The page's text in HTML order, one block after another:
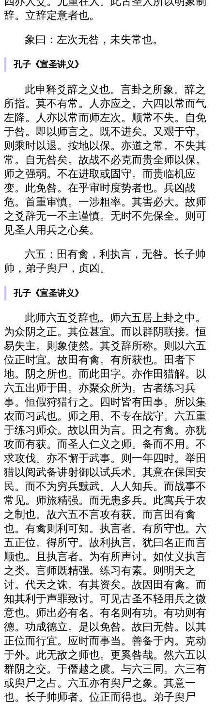
辞。立辞定意者也。
象曰：左次无咎，未失常也。
孔子《宣圣讲义》
此申释爻辞之义也。言卦之所象。辞之
所指。莫不有常。人亦应之。六四以常而气
左降。人亦以常而师左次。顺常不失。自免
于咎。即以师言之。既不进矣。又艰于守。
则乘时以退。按地以保。亦道之常。不失其
常。自无咎矣。故战不必克而贵全师以保。
师之强弱。不在进取或固守。而贵临机应
变。此免咎。在乎审时度势者也。兵凶战
危。首重审慎。一涉粗率。其害必大。故师
之爻辞无一不主谨慎。无时不先保全。则可
见圣人用兵之心矣。
六五：田有禽，利执言，无咎。长子帅
帅，弟子舆尸，贞凶。
孔子《宣圣讲义》
此师六五爻辞也。师六五居上卦之中。
为众阴之正。其位甚宜。而以群阴联接。恒
易失主。则象使然。其爻辞所称。则以六五
位正时宜。故田有禽。有所获也。田者下
地。阴之所也。而此田字。亦作田猎解。以
六五出师于田。亦聚众所为。古者练习兵
事。恒假狩猎行之。四时皆有田事。所以集
农而习武也。师之用、不专在战守。六五重
于练习师众。故以田为言。田之有禽。亦犹
攻而有获。而圣人仁义之师。备而不用。不
求攻伐。亦不懈于武事。则一年四时。举田
猎以阅武备讲射御以试兵术。其意在保国安
民。而不为穷兵黩武。人人知兵。而战事不
常见。师旅精强。而无患多兵。此寓兵于农
之制也。故六五不言攻有获。而言田有禽
也。有禽则利可知。执言者。有所守也。六
五正位。得所守。故利执言。犹曰名正而言
顺也。且执言者。为有所声讨。如仗义执言
之类。言师既精强。练习有素。则明天之
讨。代天之诛。有其资矣。故因田有禽。而
知其利于声罪致讨。可见古圣不轻用兵之微
意也。师出必有名。有名则有功。有功则有
德。功成德立。是以免咎。故曰无咎。以其
正位而行宜。应时而事当。善备于内。克动
于外。此无敌之师也。更奚咎哉。然六五以
群阴之交。于僭越之虞。与六三同。六三有
或舆尸之占。六五亦有舆尸之象。其意一
也。长子帅师者。位正而得也。弟子舆尸